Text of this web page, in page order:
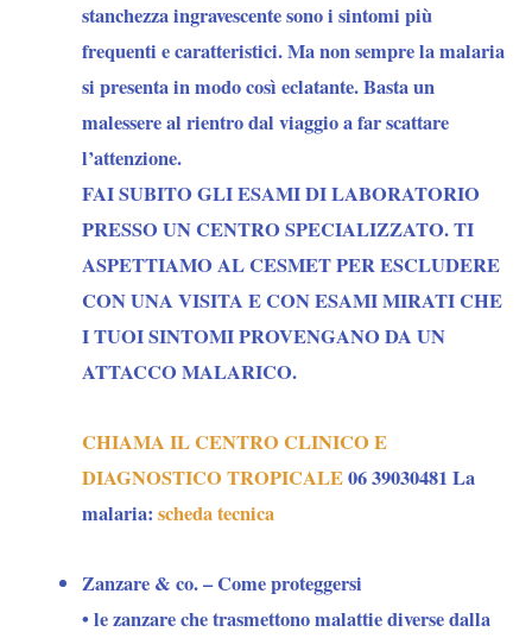
stanchezza ingravescente sono i sintomi più
frequenti e caratteristici. Ma non sempre la malaria
si presenta in modo così eclatante. Basta un
malessere al rientro dal viaggio a far scattare
l’attenzione.
FAI SUBITO GLI ESAMI DI LABORATORIO
PRESSO UN CENTRO SPECIALIZZATO. TI
ASPETTIAMO AL CESMET PER ESCLUDERE
CON UNA VISITA E CON ESAMI MIRATI CHE
I TUOI SINTOMI PROVENGANO DA UN
ATTACCO MALARICO.
CHIAMA IL CENTRO CLINICO E
DIAGNOSTICO TROPICALE06 39030481 La
malaria:scheda tecnica
Zanzare & co. – Come proteggersi
• lezanzareche trasmettono malattie diverse dalla